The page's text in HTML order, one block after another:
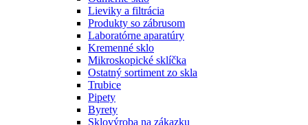
Lieviky a filtrácia
Produkty so zábrusom
Laboratórne aparatúry
Kremenné sklo
Mikroskopické sklíčka
Ostatný sortiment zo skla
Trubice
Pipety
Byrety
Sklovýroba na zákazku